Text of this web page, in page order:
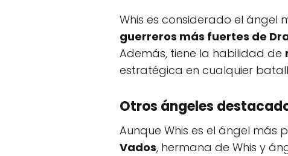
Whis es considerado el
guerreros más fuertes de
Además, tiene la habilidad de
estratégica en cualquier
Otros ángeles
Aunque Whis es el ángel más
Vados, hermana de Whis y